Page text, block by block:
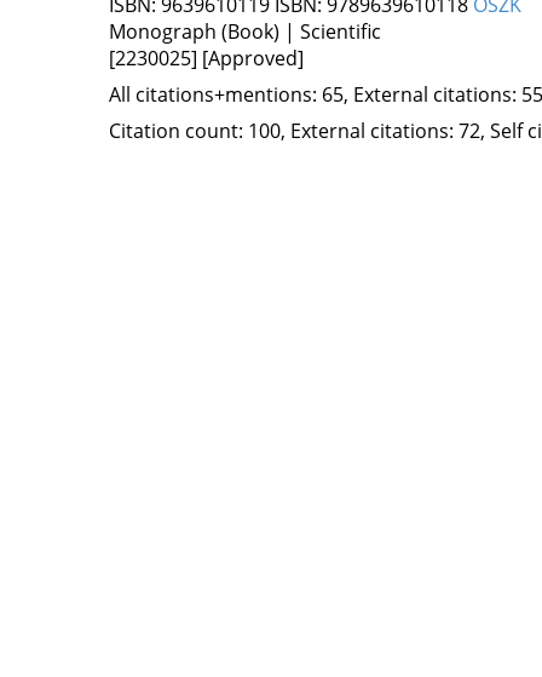
ISBN: 9639610119 ISBN: 9789639610118 OSZK
Monograph (Book) | Scientific
[2230025] [Approved]
All citations+mentions: 65, External citations:
Citation count: 100, External citations: 72, Self